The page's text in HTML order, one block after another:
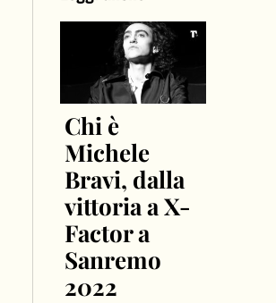
Chi è
Michele
Bravi, dalla
vittoria a X-
Factor a
Sanremo
2022